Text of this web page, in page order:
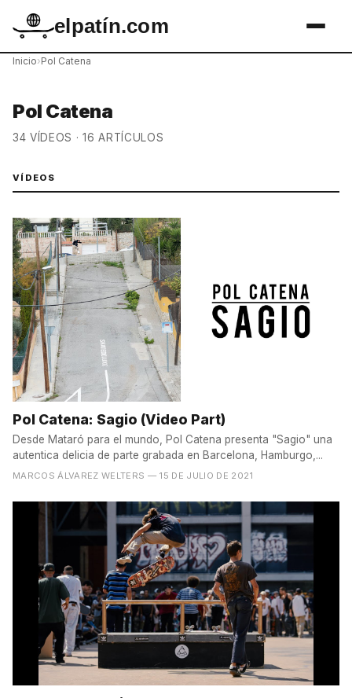
elpatín.com
Inicio›Pol Catena
Pol Catena
34 VÍDEOS · 16 ARTÍCULOS
VÍDEOS
Pol Catena: Sagio (Video Part)
Desde Mataró para el mundo, Pol Catena presenta "Sagio" una
autentica delicia de parte grabada en Barcelona, Hamburgo,...
MARCOS ÁLVAREZ WELTERS — 15 DE JULIO DE 2021